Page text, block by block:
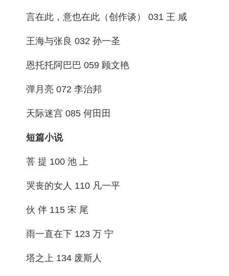
言在此，意也在此（创作谈） 031 王 咸
王海与张良 032 孙一圣
恩托托阿巴巴 059 顾文艳
弹月亮 072 李治邦
天际迷宫 085 何田田
短篇小说
菩 提 100 池 上
哭丧的女人 110 凡一平
伙 伴 115 宋 尾
雨一直在下 123 万 宁
塔之上 134 废斯人